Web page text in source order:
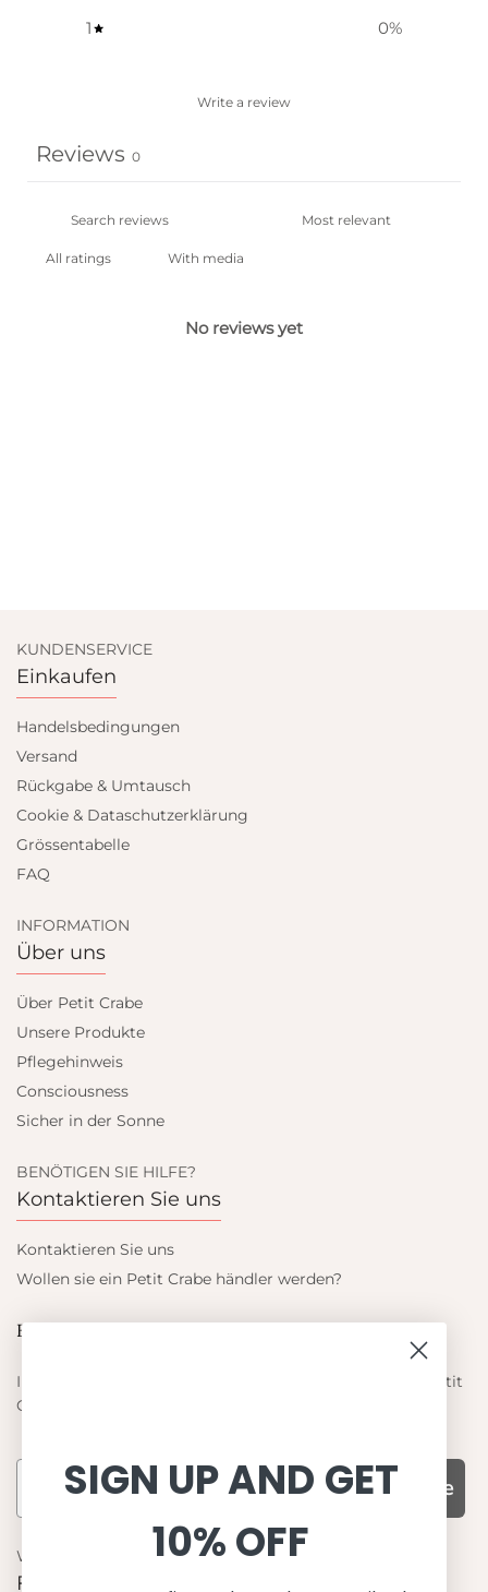
1
0%
Write a review
Reviews 0
With media
No reviews yet
KUNDENSERVICE
Einkaufen
Handelsbedingungen
Versand
Rückgabe & Umtausch
Cookie & Dataschutzerklärung
Grössentabelle
FAQ
INFORMATION
Über uns
Über Petit Crabe
Unsere Produkte
Pflegehinweis
Consciousness
Sicher in der Sonne
BENÖTIGEN SIE HILFE?
Kontaktieren Sie uns
Kontaktieren Sie uns
Wollen sie ein Petit Crabe händler werden?
Blieb auf dem laufenden
Informieren Sie sich über die neuesten Angebote von Petit
Crabe
Subscribe
WARUM UNS WÄHLEN
Funktion, Qualität und Design
SIGN UP AND GET
10% OFF